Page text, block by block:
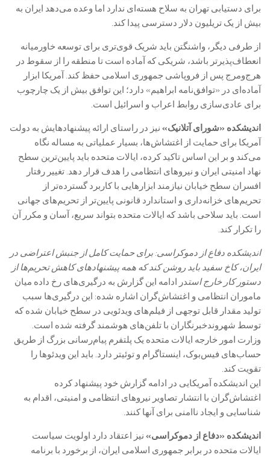
برای دستیابی تهران به سلاح هسته‌ای ندارد اما وعده می‌دهد ایران به
بیش از یک تریلیون دلار دسترسی پیدا کند.
از طرفی دیگر، واشنگتن باید شریک قوی‌تری برای توسعه خاورمیانه
انعطاف‌پذیرتر باشد، شریکی که آماده است تا منطقه را از سقوط در
هرج‌ومرج پس از فروپاشی جمهوری اسلامی حفظ کند. آمریکا ابزار
آماده‌ای در «توافق‌نامه ابراهیم» دارد؛ این توافق بیش از یک چارچوب
برای عادی‌سازی روابط اعراب و اسرائیل است.
اندیشکده «شورای آتلانیک» نیز در راستای ارائه پیشنهادهایش به دولت
آمریکا برای حمایت از اغتشاش‌ها، بسیار عملیاتی به مساله نگاه
می‌کند و بر این اساس تاکید کرده، ایالات متحده باید پایین‌ترین سطح
نهاد امنیتی ایران و نیروهای انتظامی را هدف قرار دهد. تغییر رفتار
افسران سطح خیابان نیازمند ابزارهایی با کاربرد گسترده‌تر از
تحریم‌های خزانه‌داری و استاندارد قانونی پایین‌تر از تحریم‌های جهانی
است. باید سلاحی باشد که ایالات متحده بتواند سریع، آسان و مکرر آن
را تکرار کند.
اندیشکده دفاع از دموکراسی: برای حمایت کامل از جنبش اعتراضی در
ایران، کاخ سفید باید روشن کند که همه پیشنهادهای کاهش تحریم‌ها از
دستور کار خارج استدر ادامه این گزارش به درگیری‌های رخ داده میان
ماموران انتظامی و اغتشاش‌گران اشاره شده: این درگیری‌ها سبب
تولید مقدار قابل توجهی از فیلم‌های ویدئویی در سطح خیابان شده که
توسط شهروندخبرنگاران با تلفن‌های هوشمند گرفته شده است.
وزارت امور خارجه ایالات متحده یک پلتفرم پیام‌رسانی بزرگ از طریق
حساب‌های فیس‌بوک، اینستاگرام و توئیتر دارد. باید این ویدئوها را
تقویت کند.
این اندیشکده آمریکایی در ادامه گزارش خود پیشنهاد کرده
اغتشاش‌گران با انتشار تصاویر نیروهای انتظامی و امنیتی، اقدام به
شناسایی و ایجاد ناامنی برای آنها کنند.
اندیشکده «دفاع از دموکراسی» نیز اعتقاد دارد اولویت سیاست
ایالات متحده در برابر جمهوری اسلامی ایران، از برخورد با برنامه